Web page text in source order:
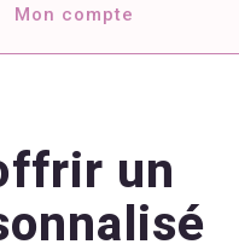
Mon compte
un